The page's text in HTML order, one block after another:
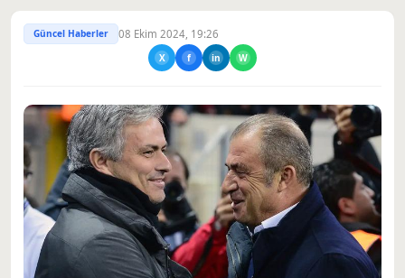
Güncel Haberler 08 Ekim 2024, 19:26
X f in W